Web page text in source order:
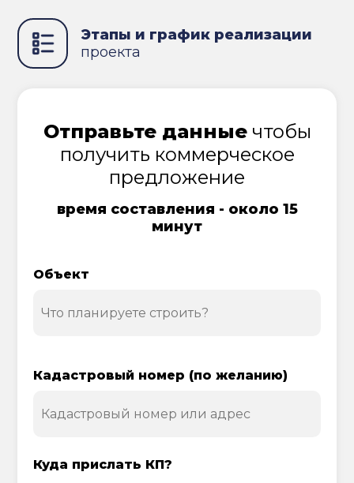
Этапы и график реализации
проекта
Отправьте данныечтобы
получить коммерческое
предложение
время составления - около 15
минут
Объект
Кадастровый номер (по желанию)
Куда прислать КП?